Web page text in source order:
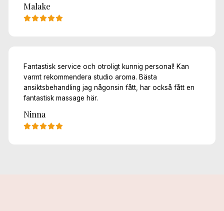
Malake
Fantastisk service och otroligt kunnig personal! Kan
varmt rekommendera studio aroma. Bästa
ansiktsbehandling jag någonsin fått, har också fått en
fantastisk massage här.
Ninna